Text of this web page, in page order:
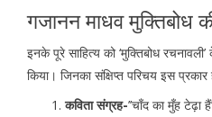
गजानन माधव मुक्तिबोध
इनके पूरे साहित्य को ‘मुक्तिबोध
किया। जिनका संक्षिप्त परिचय इस प्रकार
कविता संग्रह-’’चाँद का मुँह टेढ़ा